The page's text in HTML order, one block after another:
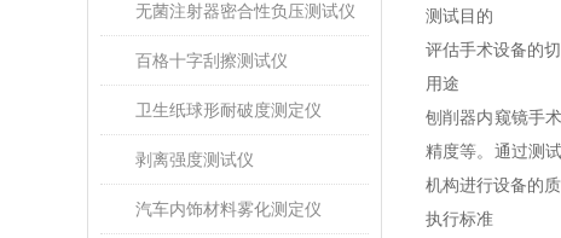
无菌注射器密合性负压测试仪
百格十字刮擦测试仪
卫生纸球形耐破度测定仪
剥离强度测试仪
汽车内饰材料雾化测定仪
‌测试目的‌
评估手术设备的
用途
刨削器内窥镜手
精度等。通过测
机构进行设备的
‌执行标准‌